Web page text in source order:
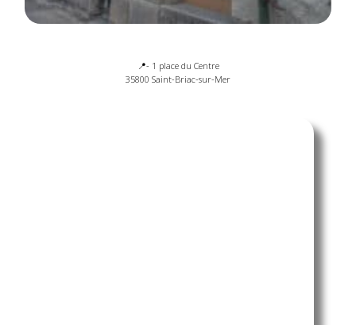
📍- 1 place du Centre
35800 Saint-Briac-sur-Mer